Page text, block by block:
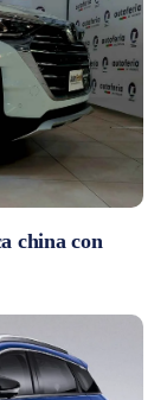
china con